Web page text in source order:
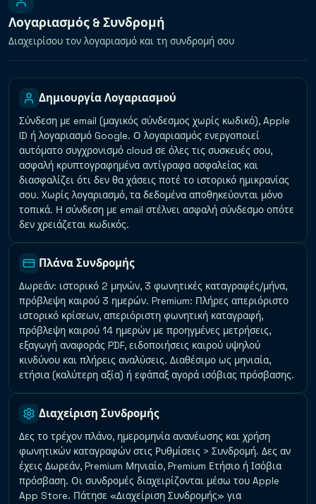
Λογαριασμός & Συνδρομή
Διαχειρίσου τον λογαριασμό και τη συνδρομή σου
Δημιουργία Λογαριασμού
Σύνδεση με email (μαγικός σύνδεσμος χωρίς κωδικό), Apple
ID ή λογαριασμό Google. Ο λογαριασμός ενεργοποιεί
αυτόματο συγχρονισμό cloud σε όλες τις συσκευές σου,
ασφαλή κρυπτογραφημένα αντίγραφα ασφαλείας και
διασφαλίζει ότι δεν θα χάσεις ποτέ το ιστορικό ημικρανίας
σου. Χωρίς λογαριασμό, τα δεδομένα αποθηκεύονται μόνο
τοπικά. Η σύνδεση με email στέλνει ασφαλή σύνδεσμο οπότε
δεν χρειάζεται κωδικός.
Πλάνα Συνδρομής
Δωρεάν: ιστορικό 2 μηνών, 3 φωνητικές καταγραφές/μήνα,
πρόβλεψη καιρού 3 ημερών. Premium: Πλήρες απεριόριστο
ιστορικό κρίσεων, απεριόριστη φωνητική καταγραφή,
πρόβλεψη καιρού 14 ημερών με προηγμένες μετρήσεις,
εξαγωγή αναφοράς PDF, ειδοποιήσεις καιρού υψηλού
κινδύνου και πλήρεις αναλύσεις. Διαθέσιμο ως μηνιαία,
ετήσια (καλύτερη αξία) ή εφάπαξ αγορά ισόβιας πρόσβασης.
Διαχείριση Συνδρομής
Δες το τρέχον πλάνο, ημερομηνία ανανέωσης και χρήση
φωνητικών καταγραφών στις Ρυθμίσεις > Συνδρομή. Δες αν
έχεις Δωρεάν, Premium Μηνιαίο, Premium Ετήσιο ή Ισόβια
πρόσβαση. Οι συνδρομές διαχειρίζονται μέσω του Apple
App Store. Πάτησε «Διαχείριση Συνδρομής» για